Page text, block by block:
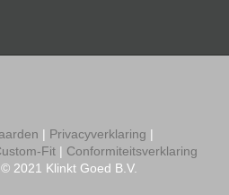
| Privacyverklaring |
Fit | Conformiteitsverklaring
2021 Klinkt Goed B.V.